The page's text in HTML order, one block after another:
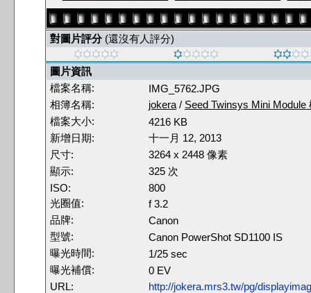
對圖片評分(還沒有人評分)
圖片資訊
檔案名稱:
IMG_5762.JPG
相簿名稱:
jokera / Seed Twinsys Mini Module
檔案大小:
4216 KB
新增日期:
十一月 12, 2013
尺寸:
3264 x 2448 像素
顯示:
325 次
ISO:
800
光圈值:
f 3.2
品牌:
Canon
型號:
Canon PowerShot SD1100 IS
曝光時間:
1/25 sec
曝光補償:
0 EV
URL:
http://jokera.mrs3.tw/pg/